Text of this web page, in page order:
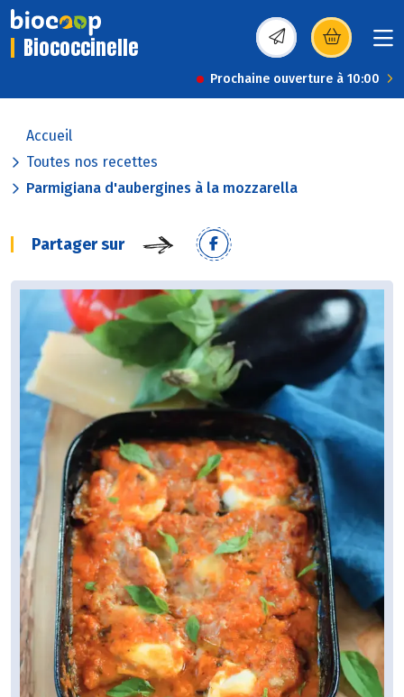
Biococcinelle (s’ouvre dans une
Prochaine ouverture à 10:00
Accueil
Toutes nos recettes
Parmigiana d'aubergines à la mozzarella
Partager sur